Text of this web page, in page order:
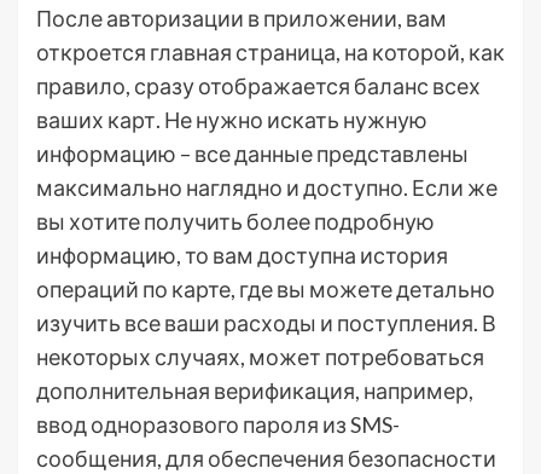
После авторизации в приложении, вам
откроется главная страница, на которой, как
правило, сразу отображается баланс всех
ваших карт. Не нужно искать нужную
информацию – все данные представлены
максимально наглядно и доступно. Если же
вы хотите получить более подробную
информацию, то вам доступна история
операций по карте, где вы можете детально
изучить все ваши расходы и поступления. В
некоторых случаях, может потребоваться
дополнительная верификация, например,
ввод одноразового пароля из SMS-
сообщения, для обеспечения безопасности